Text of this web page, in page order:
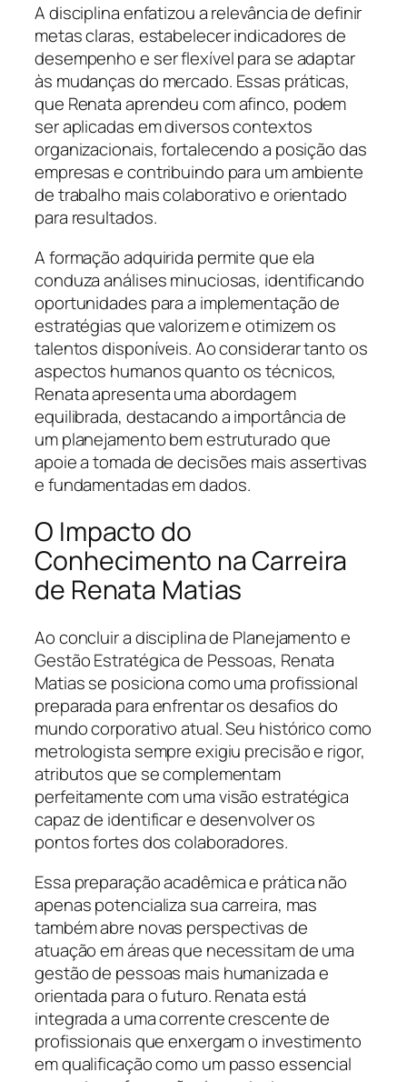
A disciplina enfatizou a relevância de definir
metas claras, estabelecer indicadores de
desempenho e ser flexível para se adaptar
às mudanças do mercado. Essas práticas,
que Renata aprendeu com afinco, podem
ser aplicadas em diversos contextos
organizacionais, fortalecendo a posição das
empresas e contribuindo para um ambiente
de trabalho mais colaborativo e orientado
para resultados.
A formação adquirida permite que ela
conduza análises minuciosas, identificando
oportunidades para a implementação de
estratégias que valorizem e otimizem os
talentos disponíveis. Ao considerar tanto os
aspectos humanos quanto os técnicos,
Renata apresenta uma abordagem
equilibrada, destacando a importância de
um planejamento bem estruturado que
apoie a tomada de decisões mais assertivas
e fundamentadas em dados.
O Impacto do
Conhecimento na Carreira
de Renata Matias
Ao concluir a disciplina de Planejamento e
Gestão Estratégica de Pessoas, Renata
Matias se posiciona como uma profissional
preparada para enfrentar os desafios do
mundo corporativo atual. Seu histórico como
metrologista sempre exigiu precisão e rigor,
atributos que se complementam
perfeitamente com uma visão estratégica
capaz de identificar e desenvolver os
pontos fortes dos colaboradores.
Essa preparação acadêmica e prática não
apenas potencializa sua carreira, mas
também abre novas perspectivas de
atuação em áreas que necessitam de uma
gestão de pessoas mais humanizada e
orientada para o futuro. Renata está
integrada a uma corrente crescente de
profissionais que enxergam o investimento
em qualificação como um passo essencial